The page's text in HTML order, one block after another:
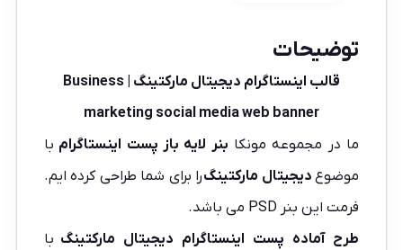
توضیحات
قالب اینستاگرام دیجیتال مارکتینگ | Business
marketing social media web banner
ما در مجموعه مونکا بنر لایه باز پست اینستاگرام با
موضوعدیجیتال مارکتینگرا برای شما طراحی کرده ایم.
فرمت این بنر PSD می باشد.
طرح آماده پست اینستاگرام دیجیتال مارکتینگ با